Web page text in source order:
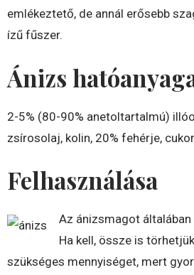
emlékeztető, de annál erősebb
ízű fűszer.
Ánizs
2-5% (80-90% anetoltartalmú)
zsírosolaj, kolin, 20% fehérje,
Felhasználása
Az ánizsmagot
Ha kell, össze is
szükséges mennyiséget, mert